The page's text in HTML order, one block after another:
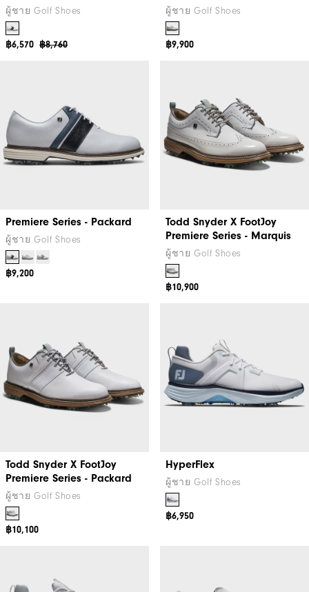
ผู้ชาย Golf Shoes
฿8,760
฿6,570
ผู้ชาย Golf Shoes
฿9,900
Premiere Series - Packard
ผู้ชาย Golf Shoes
฿9,200
Todd Snyder X FootJoy
Premiere Series - Marquis
ผู้ชาย Golf Shoes
฿10,900
Todd Snyder X FootJoy
Premiere Series - Packard
ผู้ชาย Golf Shoes
฿10,100
HyperFlex
ผู้ชาย Golf Shoes
฿6,950